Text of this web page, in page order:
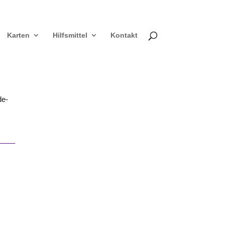
Karten Hilfsmittel Kontakt